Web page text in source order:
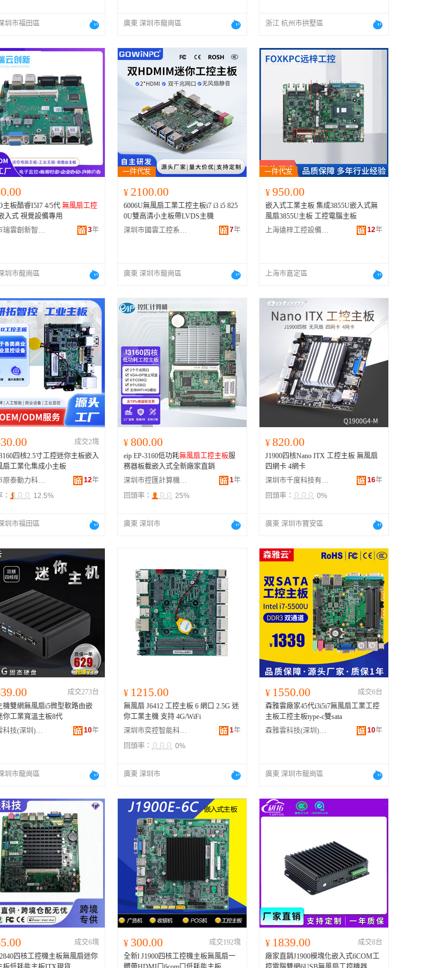
圳市福田區 廣東 深圳市龍崗區 浙江 杭州市拱墅區
主板酷睿I5I7 4/5代 無風扇工控
入式 視覺設備專用
深圳市瑞雲創新智能科技有限公司
3年
圳市龍崗區
¥ 2100.00
6006U無風扇工業工控主板i7 i3 i5 825
0U雙高清小主板帶LVDS主機
深圳市國雲工控系統有限公司
7年
廣東 深圳市龍崗區
¥ 950.00
嵌入式工業主板 集成3855U嵌入式無
風扇3855U主板 工控電腦主板
上海遠梓工控設備有限公司
12年
上海市嘉定區
成交2塊
四核2.5寸工控迷你主板嵌入
扇工業化集成小主板
深圳市原泰動力科技有限公司
12年
12.5%
圳市福田區
¥ 800.00
eip EP-3160低功耗無風扇工控主板服
務器板載嵌入式全新廠家直銷
深圳市控匯計算機有限公司
1年
回頭率：
25%
廣東 深圳市
¥ 820.00
J1900四核Nano ITX 工控主板 無風扇
四網卡 4網卡
深圳市千度科技有限公司
16年
回頭率：
0%
廣東 深圳市寶安區
成交273台
機雙網無風扇i5微型軟路由嵌
你工業寬溫主板8代
森雅雲科技(深圳)有限公司
10年
圳市龍崗區
¥ 1215.00
無風扇 J6412 工控主板 6 網口 2.5G 迷
你工業主機 支持 4G/WiFi
深圳市奕控智能科技有限公司
1年
回頭率：
0%
廣東 深圳市
¥ 1550.00
成交6台
森雅雲廠家45代i3i5i7無風扇工業工控
主板工控主板type-c雙sata
森雅雲科技(深圳)有限公司
10年
廣東 深圳市龍崗區
成交6塊
四核工控機主板無風扇迷你
¥ 300.00
成交192塊
全新l J1900四核工控機主板無風扇一
¥ 1839.00
成交8台
廠家直銷J1900模塊化嵌入式6COM工